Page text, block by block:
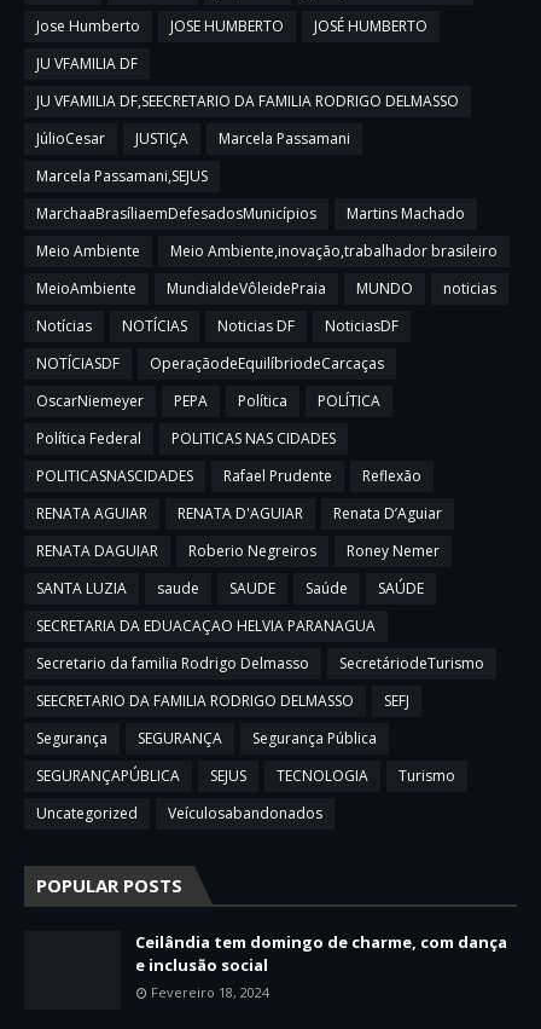
Jose Humberto
JOSE HUMBERTO
JOSÉ HUMBERTO
JU VFAMILIA DF
JU VFAMILIA DF,SEECRETARIO DA FAMILIA RODRIGO DELMASSO
JúlioCesar
JUSTIÇA
Marcela Passamani
Marcela Passamani,SEJUS
MarchaaBrasíliaemDefesadosMunicípios
Martins Machado
Meio Ambiente
Meio Ambiente,inovação,trabalhador brasileiro
MeioAmbiente
MundialdeVôleidePraia MUNDO
noticias
Notícias
NOTÍCIAS Noticias DF
NoticiasDF
NOTÍCIASDF
OperaçãodeEquilíbriodeCarcaças
OscarNiemeyer
PEPA Política
POLÍTICA
Política Federal
POLITICAS NAS CIDADES
POLITICASNASCIDADES
Rafael Prudente
Reflexão
RENATA AGUIAR
RENATA D'AGUIAR
Renata D’Aguiar
RENATA DAGUIAR
Roberio Negreiros
Roney Nemer
SANTA LUZIA
saude SAUDE Saúde
SAÚDE
SECRETARIA DA EDUACAÇAO HELVIA PARANAGUA
Secretario da familia Rodrigo Delmasso
SecretáriodeTurismo
SEECRETARIO DA FAMILIA RODRIGO DELMASSO
SEFJ
Segurança
SEGURANÇA
Segurança Pública
SEGURANÇAPÚBLICA
SEJUS TECNOLOGIA
Turismo
Uncategorized
Veículosabandonados
POPULAR POSTS
Ceilândia tem domingo de charme, com dança
e inclusão social
Fevereiro 18, 2024